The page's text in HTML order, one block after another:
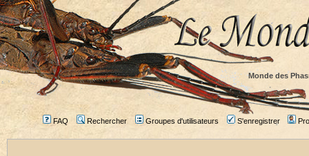
Monde des
FAQ Rechercher Groupes d'utilisateurs S'enregistrer